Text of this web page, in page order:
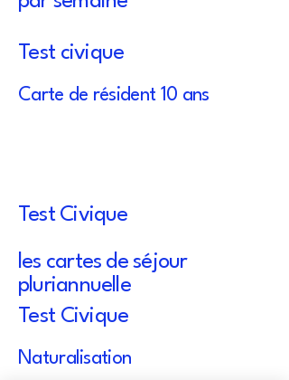
Test civique
Carte de résident 10 ans
Test Civique
les cartes de séjour
pluriannuelle
Test Civique
Naturalisation